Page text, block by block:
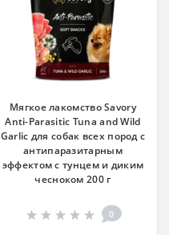
Мягкое лакомство Savory
Anti-Parasitic Tuna and Wild
Garlic для собак всех пород с
антипаразитарным
эффектом с тунцем и диким
чесноком 200 г
0